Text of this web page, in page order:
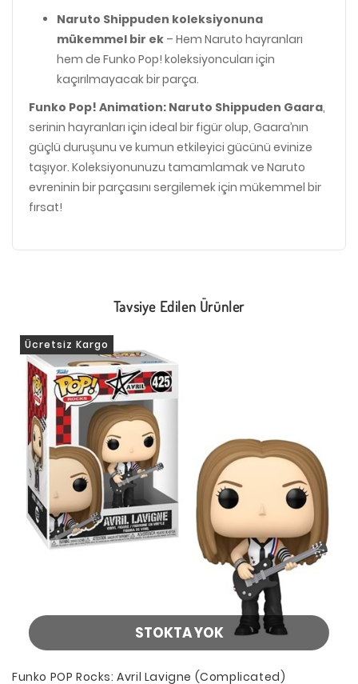
Naruto Shippuden koleksiyonuna
mükemmel bir ek – Hem Naruto hayranları
hem de Funko Pop! koleksiyoncuları için
kaçırılmayacak bir parça.
Funko Pop! Animation: Naruto Shippuden Gaara,
serinin hayranları için ideal bir figür olup, Gaara’nın
güçlü duruşunu ve kumun etkileyici gücünü evinize
taşıyor. Koleksiyonunuzu tamamlamak ve Naruto
evreninin bir parçasını sergilemek için mükemmel bir
fırsat!
Tavsiye Edilen Ürünler
STOKTA YOK
Ücretsiz Kargo
Funko POP Rocks: Avril Lavigne (Complicated)